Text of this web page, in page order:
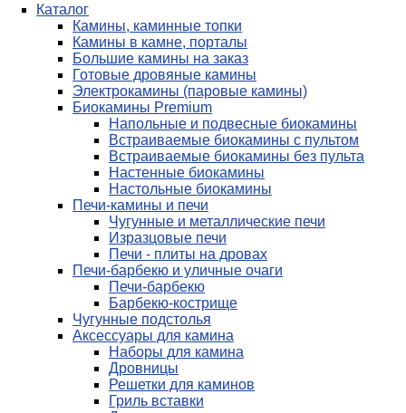
Каталог
Камины, каминные топки
Камины в камне, порталы
Большие камины на заказ
Готовые дровяные камины
Электрокамины (паровые камины)
Биокамины Premium
Напольные и подвесные биокамины
Встраиваемые биокамины с пультом
Встраиваемые биокамины без пульта
Настенные биокамины
Настольные биокамины
Печи-камины и печи
Чугунные и металлические печи
Изразцовые печи
Печи - плиты на дровах
Печи-барбекю и уличные очаги
Печи-барбекю
Барбекю-кострище
Чугунные подстолья
Аксессуары для камина
Наборы для камина
Дровницы
Решетки для каминов
Гриль вставки